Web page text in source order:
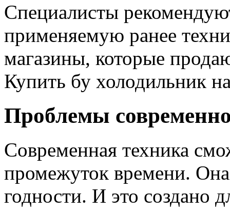
Специалисты
применяемую ранее
магазины, которые
Купить бу холодильник
Проблемы
Современная техника
промежуток времени. Она
годности. И это создано